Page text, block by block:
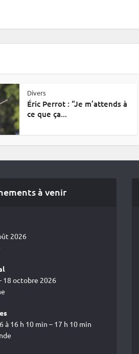
Divers
Éric Perrot : “Je m’attends à
ce que ça...
à venir
2026
18 octobre 2026
à 16 h 10 min – 17 h 10 min